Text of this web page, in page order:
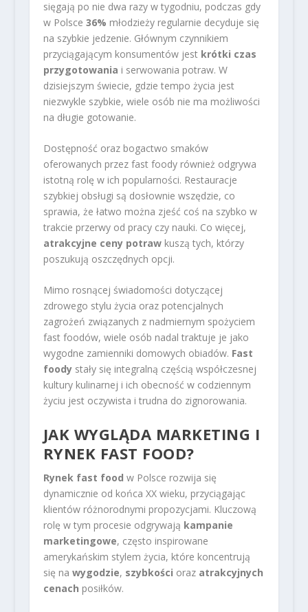
sięgają po nie dwa razy w tygodniu, podczas gdy
w Polsce 36% młodzieży regularnie decyduje się
na szybkie jedzenie. Głównym czynnikiem
przyciągającym konsumentów jest krótki czas
przygotowania i serwowania potraw. W
dzisiejszym świecie, gdzie tempo życia jest
niezwykle szybkie, wiele osób nie ma możliwości
na długie gotowanie.
Dostępność oraz bogactwo smaków
oferowanych przez fast foody również odgrywa
istotną rolę w ich popularności. Restauracje
szybkiej obsługi są dosłownie wszędzie, co
sprawia, że łatwo można zjeść coś na szybko w
trakcie przerwy od pracy czy nauki. Co więcej,
atrakcyjne ceny potrawkuszą tych, którzy
poszukują oszczędnych opcji.
Mimo rosnącej świadomości dotyczącej
zdrowego stylu życia oraz potencjalnych
zagrożeń związanych z nadmiernym spożyciem
fast foodów, wiele osób nadal traktuje je jako
wygodne zamienniki domowych obiadów. Fast
foodystały się integralną częścią współczesnej
kultury kulinarnej i ich obecność w codziennym
życiu jest oczywista i trudna do zignorowania.
JAK WYGLĄDA MARKETING I
RYNEK FAST FOOD?
Rynek fast food w Polsce rozwija się
dynamicznie od końca XX wieku, przyciągając
klientów różnorodnymi propozycjami. Kluczową
rolę w tym procesie odgrywają kampanie
marketingowe, często inspirowane
amerykańskim stylem życia, które koncentrują
się na wygodzie, szybkości oraz atrakcyjnych
cenach posiłków.